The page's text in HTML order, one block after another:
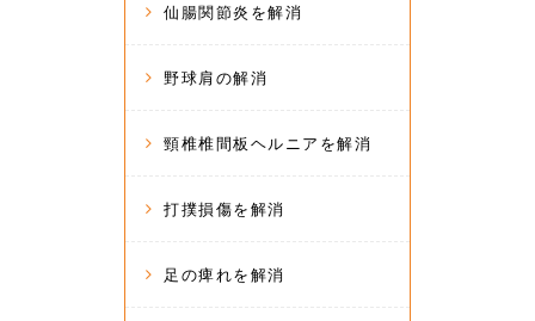
仙腸関節炎を解消
野球肩の解消
頸椎椎間板ヘルニアを解消
打撲損傷を解消
足の痺れを解消